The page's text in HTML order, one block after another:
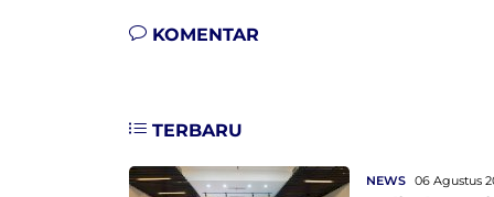
KOMENTAR
TERBARU
NEWS 06 Agustus